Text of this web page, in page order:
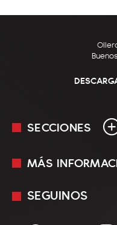
SECCIONES
En Vivo
MÁS
Mediakit
Términos y
SEGUINOS